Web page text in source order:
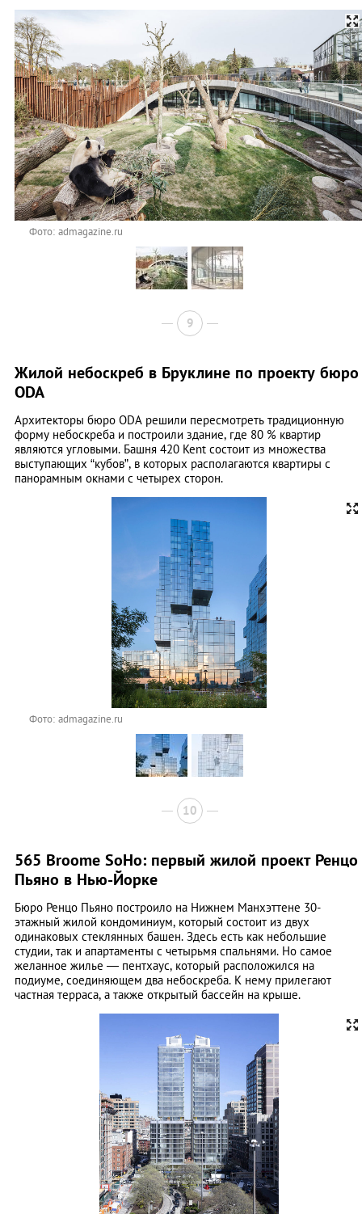
Фото: admagazine.ru
9
Жилой небоскреб в Бруклине по проекту бюро
ODA
Архитекторы бюро ODA решили пересмотреть традиционную
форму небоскреба и построили здание, где 80 % квартир
являются угловыми. Башня 420 Kent состоит из множества
выступающих “кубов”, в которых располагаются квартиры с
панорамным окнами с четырех сторон.
Фото: admagazine.ru
10
565 Broome SoHo: первый жилой проект Ренцо
Пьяно в Нью-Йорке
Бюро Ренцо Пьяно построило на Нижнем Манхэттене 30-
этажный жилой кондоминиум, который состоит из двух
одинаковых стеклянных башен. Здесь есть как небольшие
студии, так и апартаменты с четырьмя спальнями. Но самое
желанное жилье — пентхаус, который расположился на
подиуме, соединяющем два небоскреба. К нему прилегают
частная терраса, а также открытый бассейн на крыше.